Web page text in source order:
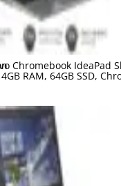
Chromebook IdeaPad
4GB RAM, 64GB SSD,